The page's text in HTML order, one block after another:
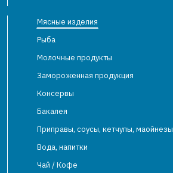
Мясные изделия
Рыба
Молочные продукты
Замороженная продукция
Консервы
Бакалея
Приправы, соусы, кетчупы, маойнезы
Вода, напитки
Чай / Кофе